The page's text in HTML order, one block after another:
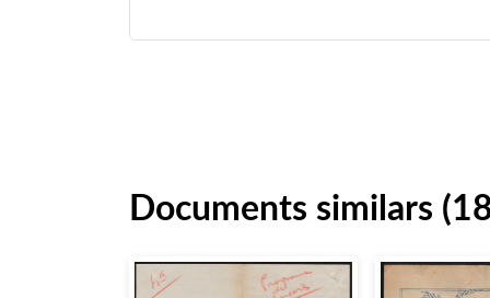
Documents similars